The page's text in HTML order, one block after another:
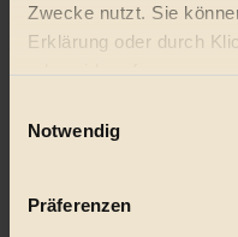
Zwecke nutzt. Sie
Erklärung oder durch
oder widerrufen
Wenn Sie es erlauben,
Ihr Gerät durch
Notwendig
Präferenzen
Bio
#
Vegan